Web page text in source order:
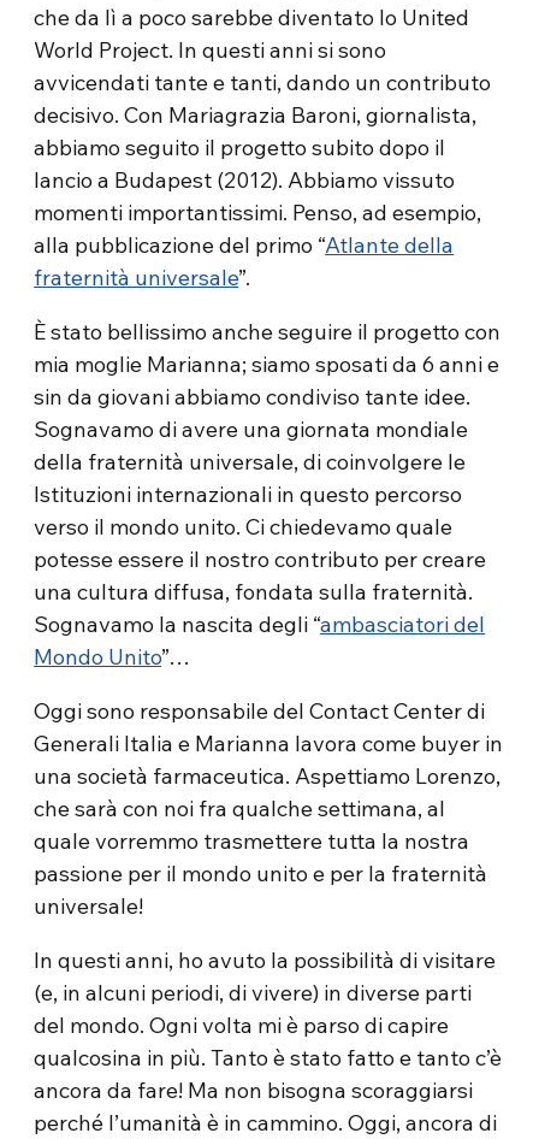
che da lì a poco sarebbe diventato lo United
World Project. In questi anni si sono
avvicendati tante e tanti, dando un contributo
decisivo. Con Mariagrazia Baroni, giornalista,
abbiamo seguito il progetto subito dopo il
lancio a Budapest (2012). Abbiamo vissuto
momenti importantissimi. Penso, ad esempio,
alla pubblicazione del primo “Atlante della
fraternità universale”.
È stato bellissimo anche seguire il progetto con
mia moglie Marianna; siamo sposati da 6 anni e
sin da giovani abbiamo condiviso tante idee.
Sognavamo di avere una giornata mondiale
della fraternità universale, di coinvolgere le
Istituzioni internazionali in questo percorso
verso il mondo unito. Ci chiedevamo quale
potesse essere il nostro contributo per creare
una cultura diffusa, fondata sulla fraternità.
Sognavamo la nascita degli “ambasciatori del
Mondo Unito”…
Oggi sono responsabile del Contact Center di
Generali Italia e Marianna lavora come buyer in
una società farmaceutica. Aspettiamo Lorenzo,
che sarà con noi fra qualche settimana, al
quale vorremmo trasmettere tutta la nostra
passione per il mondo unito e per la fraternità
universale!
In questi anni, ho avuto la possibilità di visitare
(e, in alcuni periodi, di vivere) in diverse parti
del mondo. Ogni volta mi è parso di capire
qualcosina in più. Tanto è stato fatto e tanto c’è
ancora da fare! Ma non bisogna scoraggiarsi
perché l’umanità è in cammino. Oggi, ancora di